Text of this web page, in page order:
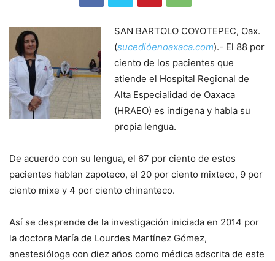
SAN BARTOLO COYOTEPEC, Oax.
(sucedióenoaxaca.com).- El 88 por
ciento de los pacientes que
atiende el Hospital Regional de
Alta Especialidad de Oaxaca
(HRAEO) es indígena y habla su
propia lengua.
De acuerdo con su lengua, el 67 por ciento de estos
pacientes hablan zapoteco, el 20 por ciento mixteco, 9 por
ciento mixe y 4 por ciento chinanteco.
Así se desprende de la investigación iniciada en 2014 por
la doctora María de Lourdes Martínez Gómez,
anestesióloga con diez años como médica adscrita de este